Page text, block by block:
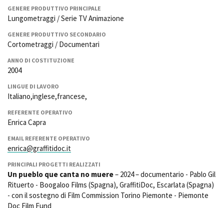
PRODUCTION GUIDE
Strutture di servizio
Professionisti
Attrici-Attori
Beginners
LOCATION GUIDE
FILM DATABASE
BOOK DATABASE
NEWS
CASTING
GENERE PRODUTTIVO PRINCIPALE
Lungometraggi / Serie TV Animazione
GENERE PRODUTTIVO SECONDARIO
Cortometraggi / Documentari
ANNO DI COSTITUZIONE
2004
LINGUE DI LAVORO
Italiano,inglese,francese,
REFERENTE OPERATIVO
Enrica Capra
EMAIL REFERENTE OPERATIVO
enrica@graffitidoc.it
PRINCIPALI PROGETTI REALIZZATI
Un pueblo que canta no muere– 2024 – documentario - Pablo Gil
Rituerto - Boogaloo Films (Spagna), GraffitiDoc, Escarlata (Spagna)
- con il sostegno di Film Commission Torino Piemonte - Piemonte
Doc Film Fund